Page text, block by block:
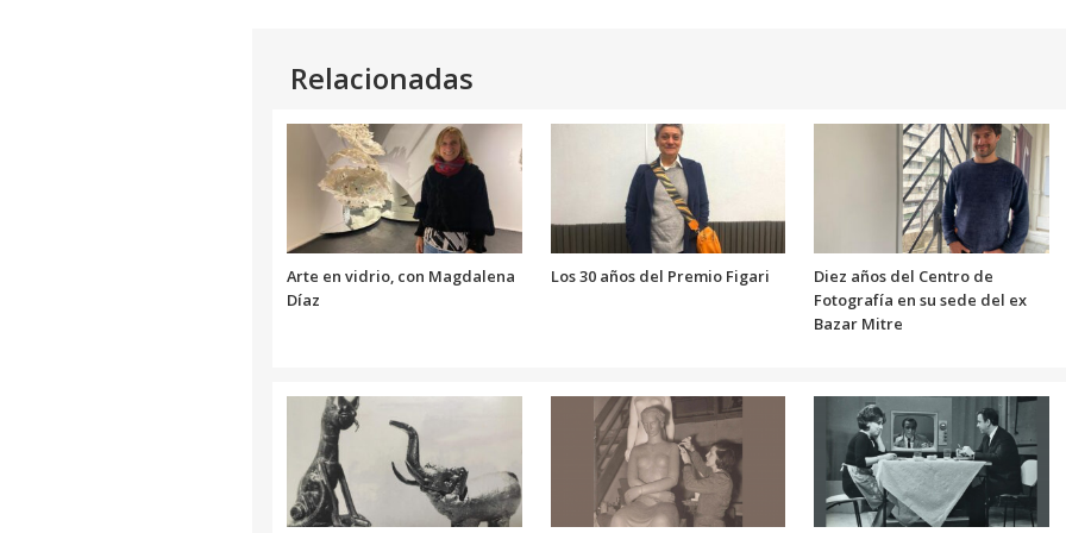
Relacionadas
Arte en vidrio, con Magdalena
Díaz
Los 30 años del Premio Figari
Diez años del Centro de
Fotografía en su sede del ex
Bazar Mitre